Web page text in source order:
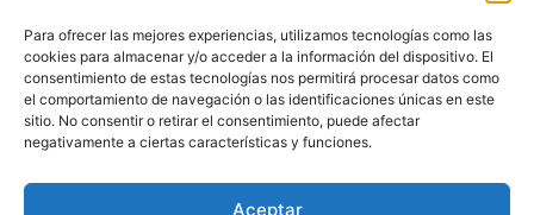
Para ofrecer las mejores experiencias, utilizamos tecnologías como las
cookies para almacenar y/o acceder a la información del dispositivo. El
consentimiento de estas tecnologías nos permitirá procesar datos como
el comportamiento de navegación o las identificaciones únicas en este
sitio. No consentir o retirar el consentimiento, puede afectar
negativamente a ciertas características y funciones.
Aceptar